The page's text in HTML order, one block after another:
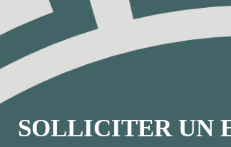
SOLLICITER UN